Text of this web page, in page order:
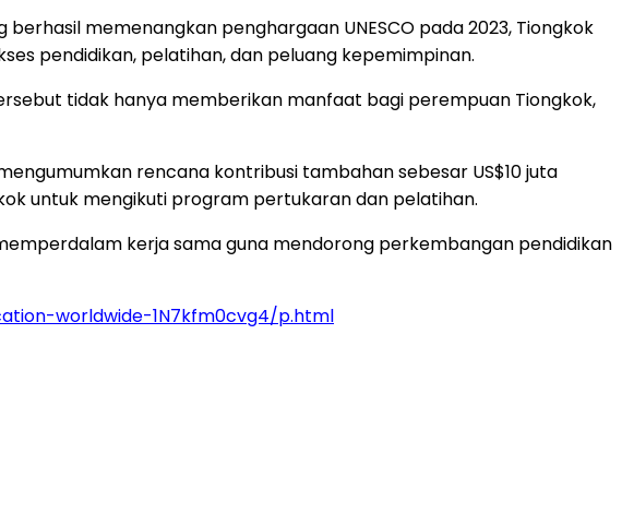
berhasil memenangkan penghargaan UNESCO pada 2023, Tiongkok
pendidikan, pelatihan, dan peluang kepemimpinan.
tidak hanya memberikan manfaat bagi perempuan Tiongkok,
rencana kontribusi tambahan sebesar US$10 juta
untuk mengikuti program pertukaran dan pelatihan.
kerja sama guna mendorong perkembangan pendidikan
worldwide-1N7kfm0cvg4/p.html